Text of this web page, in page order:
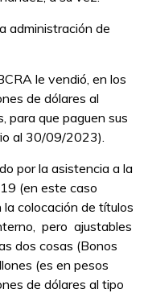
administración de
le vendió, en los
de dólares al
para que paguen sus
al 30/09/2023).
por la asistencia a la
(en este caso
colocación de títulos
pero ajustables
dos cosas (Bonos
(es en pesos
de dólares al tipo